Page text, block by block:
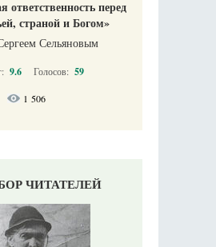
перед
страной и Богом»
Сельяновым
9.6 Голосов: 59
1 506
ЧИТАТЕЛЕЙ